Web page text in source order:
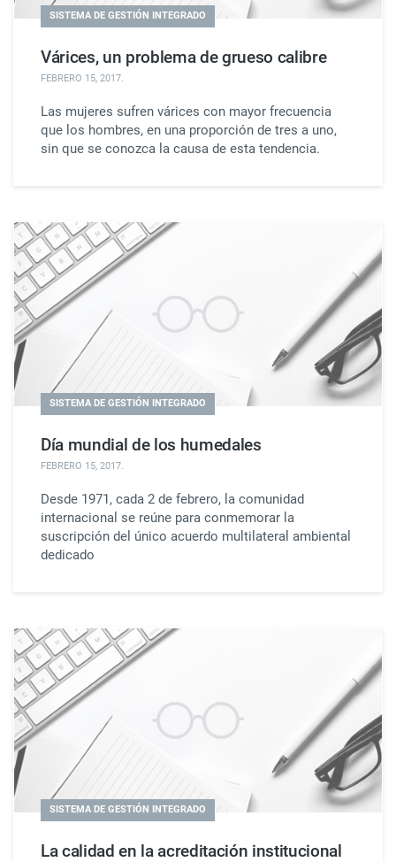
SISTEMA DE GESTIÓN INTEGRADO
Várices, un problema de grueso calibre
FEBRERO 15, 2017.
Las mujeres sufren várices con mayor frecuencia
que los hombres, en una proporción de tres a uno,
sin que se conozca la causa de esta tendencia.
SISTEMA DE GESTIÓN INTEGRADO
Día mundial de los humedales
FEBRERO 15, 2017.
Desde 1971, cada 2 de febrero, la comunidad
internacional se reúne para conmemorar la
suscripción del único acuerdo multilateral ambiental
dedicado
SISTEMA DE GESTIÓN INTEGRADO
La calidad en la acreditación institucional